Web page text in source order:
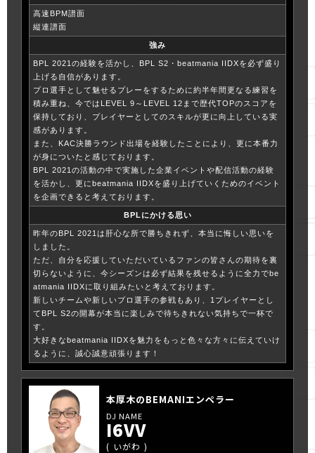
高速BPM譜面
縦連譜面
強み
BPL 2021の経験を活かし、BPL S2・beatmania IIDXを必ず盛り
上げる自信があります。
プロ選手として魅せるプレーをするために約半年間更なる練習を
積み重ね、今ではLEVEL 9～LEVEL 12まで歴代TOPのスコアを
保持しており、プレイヤーとしてのスキルが更に向上している実
感があります。
また、KAC決勝ラウンド出場を経験したことにより、更に本番力
が身についたと感じております。
BPL 2021の活動の中で実施した企業イベントや配信活動の経験
を活かし、更にbeatmania IIDXを盛り上げていくためのイベント
を企画できると考えております。
BPLにかける思い
昨年のBPL 2021は肝心な所で勝ちきれず、本当に悔しい思いを
しました。
ただ、自分を応援していただいているファンの皆さんの期待を裏
切らないように、今シーズンは必ず結果を残せるように全力でbe
atmania IIDXに取り組みたいと考えております。
新しいチームや新しいプロ選手の参戦もあり、1プレイヤーとし
てBPL S2の開幕が本当に楽しみで待ちきれない気持ちで一杯で
す。
大好きなbeatmania IIDXを魅力をもっと色々な方々に伝えていけ
るように、誠心誠意頑張ります！
本厚木のBEMANIエンペラー
I6VV
いがわ